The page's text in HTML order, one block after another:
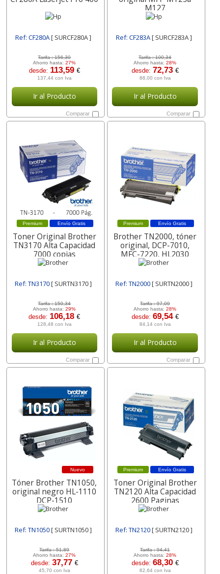
Ref: CF280A[ SURCF280A ]
Tarifa :156,30
Ahorro hasta:27%
desde: 113,59 €
137,44 con Iva
Ir al Producto
Comparar
M127
Ref: CF283A[ SURCF283A ]
Tarifa :100,34
Ahorro hasta:28%
desde: 72,73 €
88,00 con Iva
Ir al Producto
Comparar
Envío Gratis
Premium
Toner Original Brother
TN3170 Alta Capacidad
7000 copias
Ref: TN3170[ SURTN3170 ]
Tarifa :150,34
Ahorro hasta:29%
desde: 106,18€
128,48 con Iva
Ir al Producto
Comparar
Envío Gratis
Premium
Brother TN2000, tóner
original, DCP-7010,
MFC-7220, HL2030
Ref: TN2000[ SURTN2000 ]
Tarifa :97,09
Ahorro hasta:28%
desde: 69,54 €
84,14 con Iva
Ir al Producto
Comparar
Nuevo
Tóner Brother TN1050,
original negro HL-1110
DCP-1510
Ref: TN1050[ SURTN1050 ]
Tarifa :51,89
Ahorro hasta:27%
desde: 37,77 €
45,70 con Iva
Envío Gratis
Premium
Toner Original Brother
TN2120 Alta Capacidad
2600 Paginas
Ref: TN2120[ SURTN2120 ]
Tarifa :94,41
Ahorro hasta:28%
desde: 68,30 €
82,64 con Iva